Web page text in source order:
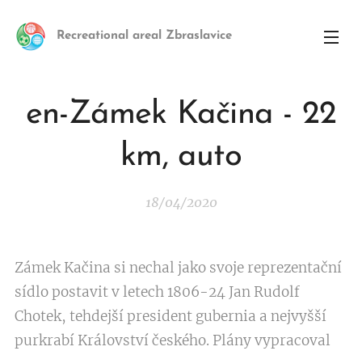
Recreational areal Zbraslavice
en-Zámek Kačina - 22
km, auto
18/04/2020
Zámek Kačina si nechal jako svoje reprezentační
sídlo postavit v letech 1806-24 Jan Rudolf
Chotek, tehdejší president gubernia a nejvyšší
purkrabí Království českého. Plány vypracoval